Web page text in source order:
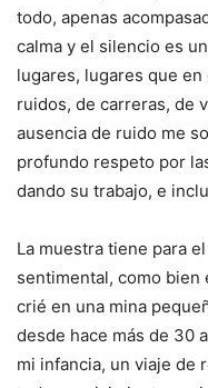
todo, apenas
calma y el silencio es
lugares, lugares que
ruidos, de carreras, de
ausencia de ruido me
profundo respeto por
dando su trabajo, e
La muestra tiene para
sentimental, como bien
crié en una mina
desde hace más de 30
mi infancia, un viaje de